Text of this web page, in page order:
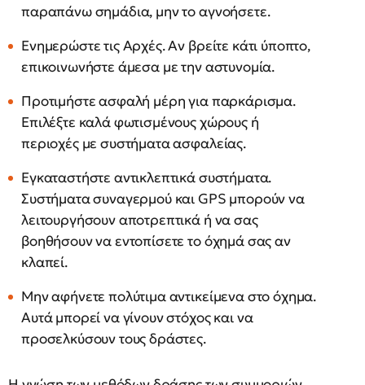
παραπάνω σημάδια, μην το αγνοήσετε.
Ενημερώστε τις Αρχές. Αν βρείτε κάτι ύποπτο,
επικοινωνήστε άμεσα με την αστυνομία.
Προτιμήστε ασφαλή μέρη για παρκάρισμα.
Επιλέξτε καλά φωτισμένους χώρους ή
περιοχές με συστήματα ασφαλείας.
Εγκαταστήστε αντικλεπτικά συστήματα.
Συστήματα συναγερμού και GPS μπορούν να
λειτουργήσουν αποτρεπτικά ή να σας
βοηθήσουν να εντοπίσετε το όχημά σας αν
κλαπεί.
Μην αφήνετε πολύτιμα αντικείμενα στο όχημα.
Αυτά μπορεί να γίνουν στόχος και να
προσελκύσουν τους δράστες.